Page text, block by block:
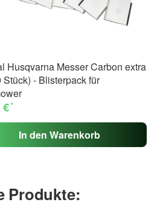
Husqvarna Messer Carbon extra
Stück) - Blisterpack für
€*
In den Warenkorb
Produkte: